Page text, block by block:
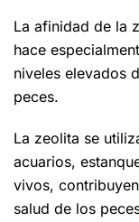
La afinidad de la
hace
niveles elevados
peces.
La zeolita se
acuarios,
vivos,
salud de los